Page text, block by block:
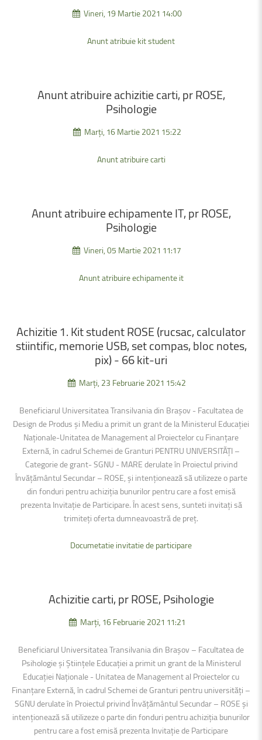
Vineri, 19 Martie 2021 14:00
Anunt atribuie kit student
Anuntatribuireachizitiecarti,prROSE,
Psihologie
Marți, 16 Martie 2021 15:22
Anunt atribuire carti
AnuntatribuireechipamenteIT,prROSE,
Psihologie
Vineri, 05 Martie 2021 11:17
Anunt atribuire echipamente it
Achizitie1. KitstudentROSE(rucsac,calculator
stiintific,memorieUSB,setcompas,blocnotes,
pix) -66kit-uri
Marți, 23 Februarie 2021 15:42
Beneficiarul Universitatea Transilvania din Brașov - Facultatea de
Design de Produs și Mediu a primit un grant de la Ministerul Educației
Naționale-Unitatea de Management al Proiectelor cu Finanțare
Externă, în cadrul Schemei de Granturi PENTRU UNIVERSITĂȚI –
Categorie de grant- SGNU - MARE derulate în Proiectul privind
Învățământul Secundar – ROSE, şi intenţionează să utilizeze o parte
din fonduri pentru achiziția bunurilor pentru care a fost emisă
prezenta Invitație de Participare. În acest sens, sunteti invitaţi să
trimiteţi oferta dumneavoastră de preţ.
Documetatie invitatie de participare
Achizitiecarti,prROSE,Psihologie
Marți, 16 Februarie 2021 11:21
Beneficiarul Universitatea Transilvania din Brașov – Facultatea de
Psihologie și Științele Educației a primit un grant de la Ministerul
Educației Naționale - Unitatea de Management al Proiectelor cu
Finanțare Externă, în cadrul Schemei de Granturi pentru universități –
SGNU derulate în Proiectul privind Învățământul Secundar – ROSE şi
intenţionează să utilizeze o parte din fonduri pentru achiziția bunurilor
pentru care a fost emisă prezenta Invitație de Participare